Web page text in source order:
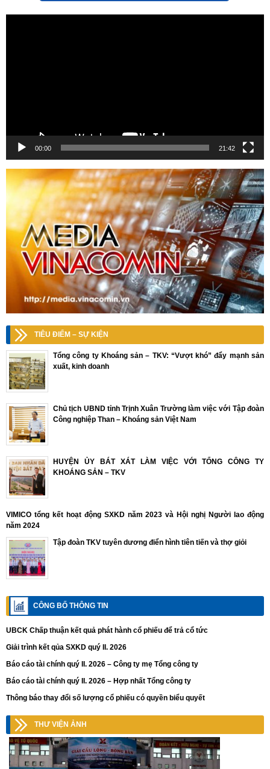
00:00 21:42
TIÊU ĐIỂM – SỰ KIỆN
Tổng công ty Khoáng sản – TKV: “Vượt khó” đẩy mạnh sản
xuất, kinh doanh
Chủ tịch UBND tỉnh Trịnh Xuân Trường làm việc với Tập đoàn
Công nghiệp Than – Khoáng sản Việt Nam
HUYỆN ỦY BÁT XÁT LÀM VIỆC VỚI TỔNG CÔNG TY
KHOÁNG SẢN – TKV
VIMICO tổng kết hoạt động SXKD năm 2023 và Hội nghị Người lao động
năm 2024
Tập đoàn TKV tuyên dương điển hình tiên tiến và thợ giỏi
CÔNG BỐ THÔNG TIN
UBCK Chấp thuận kết quả phát hành cổ phiếu để trả cổ tức
Giải trình kết qủa SXKD quý II. 2026
Báo cáo tài chính quý II. 2026 – Công ty mẹ Tổng công ty
Báo cáo tài chính quý II. 2026 – Hợp nhất Tổng công ty
Thông báo thay đổi số lượng cổ phiếu có quyền biểu quyết
THƯ VIỆN ẢNH